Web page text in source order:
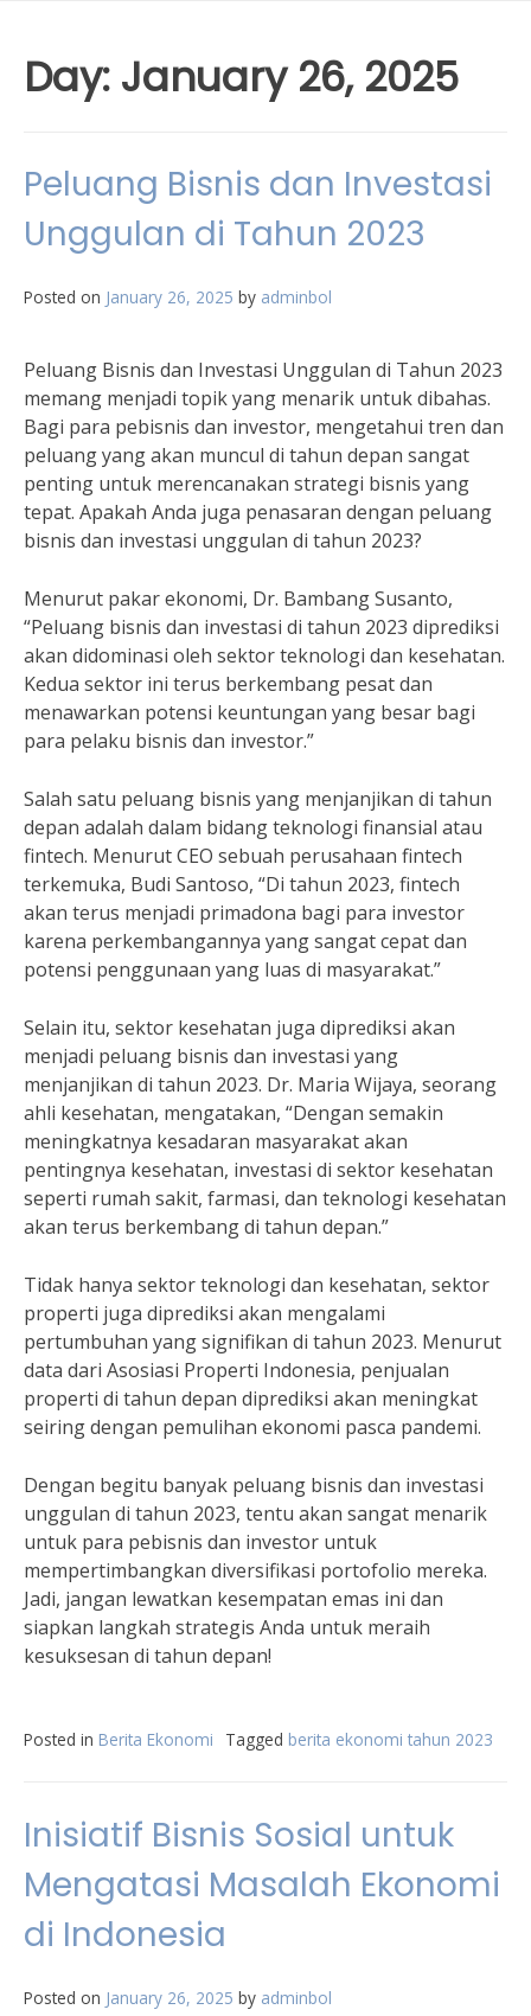
Day: January 26, 2025
Peluang Bisnis dan Investasi
Unggulan di Tahun 2023
Posted on January 26, 2025 by adminbol
Peluang Bisnis dan Investasi Unggulan di Tahun 2023
memang menjadi topik yang menarik untuk dibahas.
Bagi para pebisnis dan investor, mengetahui tren dan
peluang yang akan muncul di tahun depan sangat
penting untuk merencanakan strategi bisnis yang
tepat. Apakah Anda juga penasaran dengan peluang
bisnis dan investasi unggulan di tahun 2023?
Menurut pakar ekonomi, Dr. Bambang Susanto,
“Peluang bisnis dan investasi di tahun 2023 diprediksi
akan didominasi oleh sektor teknologi dan kesehatan.
Kedua sektor ini terus berkembang pesat dan
menawarkan potensi keuntungan yang besar bagi
para pelaku bisnis dan investor.”
Salah satu peluang bisnis yang menjanjikan di tahun
depan adalah dalam bidang teknologi finansial atau
fintech. Menurut CEO sebuah perusahaan fintech
terkemuka, Budi Santoso, “Di tahun 2023, fintech
akan terus menjadi primadona bagi para investor
karena perkembangannya yang sangat cepat dan
potensi penggunaan yang luas di masyarakat.”
Selain itu, sektor kesehatan juga diprediksi akan
menjadi peluang bisnis dan investasi yang
menjanjikan di tahun 2023. Dr. Maria Wijaya, seorang
ahli kesehatan, mengatakan, “Dengan semakin
meningkatnya kesadaran masyarakat akan
pentingnya kesehatan, investasi di sektor kesehatan
seperti rumah sakit, farmasi, dan teknologi kesehatan
akan terus berkembang di tahun depan.”
Tidak hanya sektor teknologi dan kesehatan, sektor
properti juga diprediksi akan mengalami
pertumbuhan yang signifikan di tahun 2023. Menurut
data dari Asosiasi Properti Indonesia, penjualan
properti di tahun depan diprediksi akan meningkat
seiring dengan pemulihan ekonomi pasca pandemi.
Dengan begitu banyak peluang bisnis dan investasi
unggulan di tahun 2023, tentu akan sangat menarik
untuk para pebisnis dan investor untuk
mempertimbangkan diversifikasi portofolio mereka.
Jadi, jangan lewatkan kesempatan emas ini dan
siapkan langkah strategis Anda untuk meraih
kesuksesan di tahun depan!
Posted in Berita Ekonomi Tagged berita ekonomi tahun 2023
Inisiatif Bisnis Sosial untuk
Mengatasi Masalah Ekonomi
di Indonesia
Posted on January 26, 2025 by adminbol